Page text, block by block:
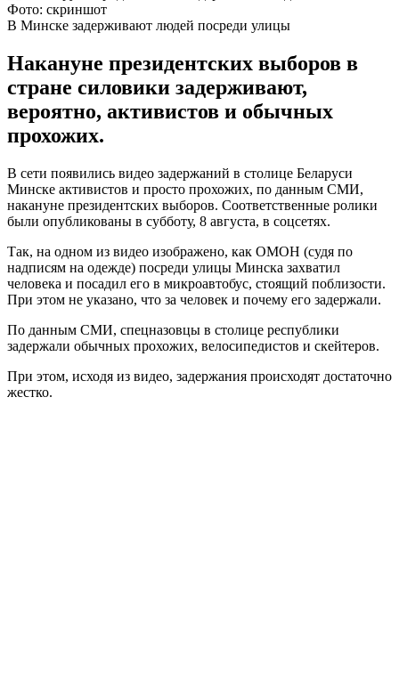
Фото: скриншот
В Минске задерживают людей посреди улицы
Накануне президентских выборов в
стране силовики задерживают,
вероятно, активистов и обычных
прохожих.
В сети появились видео задержаний в столице Беларуси
Минске активистов и просто прохожих, по данным СМИ,
накануне президентских выборов. Соответственные ролики
были опубликованы в субботу, 8 августа, в соцсетях.
Так, на одном из видео изображено, как ОМОН (судя по
надписям на одежде) посреди улицы Минска захватил
человека и посадил его в микроавтобус, стоящий поблизости.
При этом не указано, что за человек и почему его задержали.
По данным СМИ, спецназовцы в столице республики
задержали обычных прохожих, велосипедистов и скейтеров.
При этом, исходя из видео, задержания происходят достаточно
жестко.